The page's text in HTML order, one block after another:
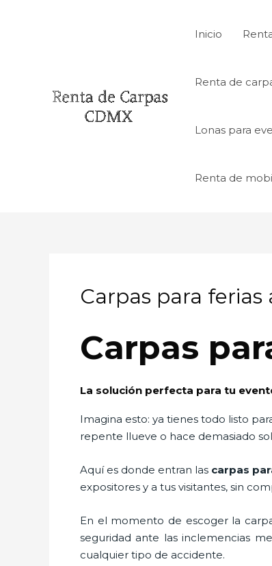
Inicio
Renta de
Lonas para
Renta de
Carpas para
Carpas
La solución perfecta para tu
Imagina esto: ya tienes todo listo
repente llueve o hace demasiado
Aquí es donde entran las carpas
expositores y a tus visitantes, sin
En el momento de escoger la
seguridad ante las inclemencias
cualquier tipo de accidente.